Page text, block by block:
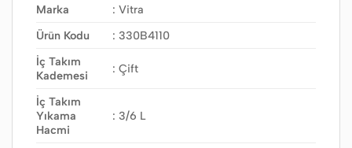
Marka
: Vitra
Ürün Kodu
: 330B4110
İç Takım
Kademesi
: Çift
İç Takım
Yıkama
Hacmi
: 3/6 L